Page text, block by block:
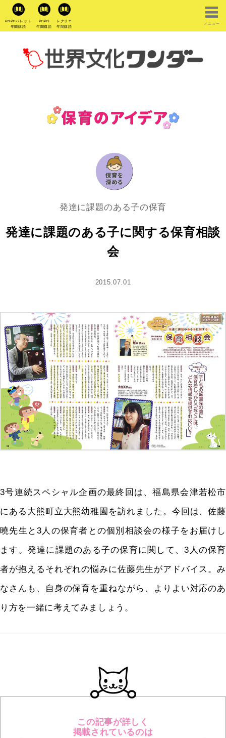
PriPriパレット
年間購読
PriPri
年間購読
レクリエ
年間購読
メニュー
発達に課題のある子の保育
発達に課題のある子に関する保育相談
会
2015.07.01
3号連続スペシャル企画の最終回は、福島県会津若松市
にある大熊町立大熊幼稚園を訪れました。今回は、佐藤
曉先生と3人の保育者との個別相談会の様子をお届けし
ます。発達に課題のある子の保育に関して、3人の保育
者が抱えるそれぞれの悩みに佐藤先生がアドバイス。み
なさんも、自身の保育を重ねながら、よりよい対応のあ
り方を一緒に考えてみましょう。
この記事が詳しく
掲載されているのは